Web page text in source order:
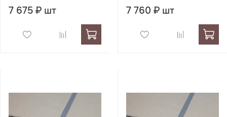
7 675 ₽ шт 7 760 ₽ шт